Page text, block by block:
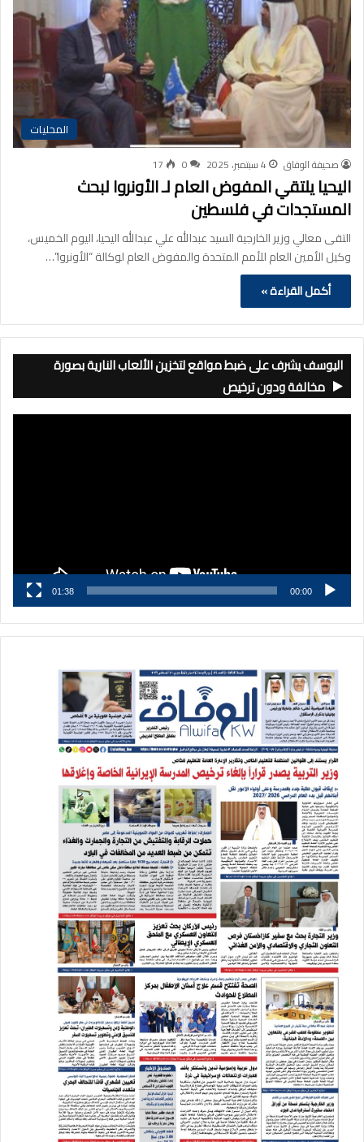
المحليات
صحيفة الوفاق 4 سبتمبر، 2025 0
17
اليحيا يلتقي المفوض العام لـ الأونروا لبحث
المستجدات في فلسطين
التقى معالي وزير الخارجية السيد عبدالله علي عبدالله اليحيا، اليوم الخميس،
وكيل الأمين العام للأمم المتحدة والمفوض العام لوكالة “الأونروا”…
أكمل القراءة »
اليوسف يشرف على ضبط مواقع لتخزين الألعاب النارية بصورة
مخالفة ودون ترخيص
00:00
01:38